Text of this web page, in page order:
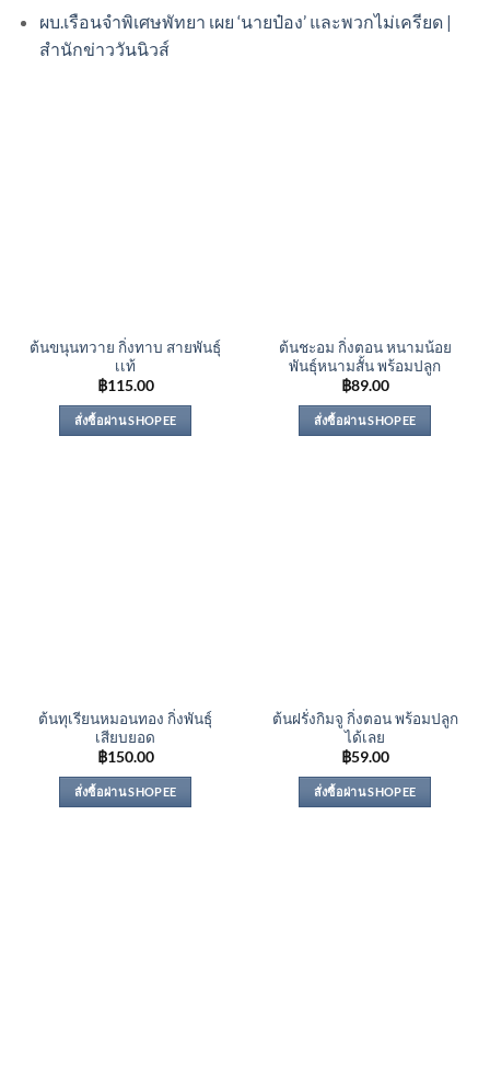
ผบ.เรือนจำพิเศษพัทยา เผย ‘นายป๋อง’ และพวกไม่เครียด |
สำนักข่าววันนิวส์
ต้นขนุนทวาย กิ่งทาบ สายพันธุ์
เเท้
฿115.00
สั่งซื้อผ่าน SHOPEE
ต้นชะอม กิ่งตอน หนามน้อย
พันธุ์หนามสั้น พร้อมปลูก
฿89.00
สั่งซื้อผ่าน SHOPEE
ต้นทุเรียนหมอนทอง กิ่งพันธุ์
เสียบยอด
฿150.00
สั่งซื้อผ่าน SHOPEE
ต้นฝรั่งกิมจู กิ่งตอน พร้อมปลูก
ได้เลย
฿59.00
สั่งซื้อผ่าน SHOPEE